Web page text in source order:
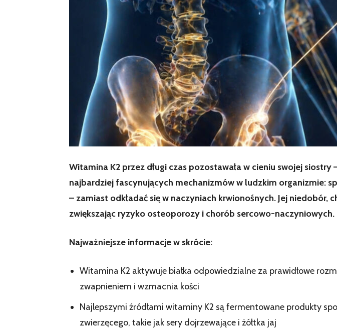
Witamina K2 przez długi czas pozostawała w cieniu swojej
najbardziej fascynujących mechanizmów w ludzkim organizmie:
– zamiast odkładać się w naczyniach krwionośnych. Jej
zwiększając ryzyko osteoporozy i chorób sercowo-naczyniowych.
Najważniejsze informacje w skrócie:
Witamina K2 aktywuje białka odpowiedzialne za prawidłowe
zwapnieniem i wzmacnia kości
Najlepszymi źródłami witaminy K2 są fermentowane produkty
zwierzęcego, takie jak sery dojrzewające i żółtka jaj